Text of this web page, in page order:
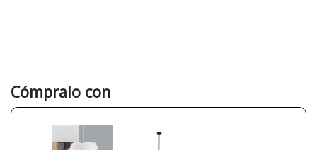
Color
Alto (cm)
40 cm
Diámetro (cm)
Peso Neto (KG)
Cómpralo con